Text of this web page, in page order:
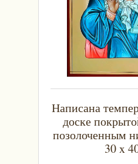
Написана
доске
позолоченным
30 x